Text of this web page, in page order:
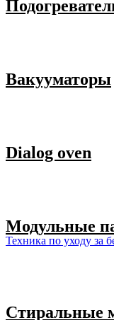
Вакууматоры
Dialog oven
Модульные
Техника по уходу за
Стиральные